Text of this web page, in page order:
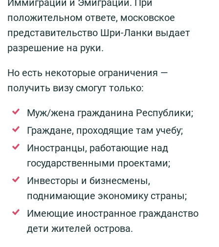
Иммиграции и Эмиграции. При
положительном ответе, московское
представительство Шри-Ланки выдает
разрешение на руки.
Но есть некоторые ограничения —
получить визу смогут только:
Муж/жена гражданина Республики;
Граждане, проходящие там учебу;
Иностранцы, работающие над
государственными проектами;
Инвесторы и бизнесмены,
поднимающие экономику страны;
Имеющие иностранное гражданство
дети жителей острова.